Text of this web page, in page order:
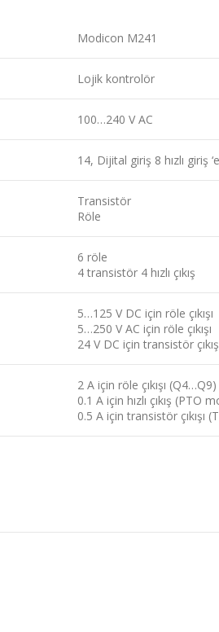
Modicon M241
Lojik kontrolör
100…240 V AC
14, Dijital giriş 8 hızlı giriş
Transistör
Röle
6 röle
4 transistör 4 hızlı çıkış
5…125 V DC için röle çıkışı
5…250 V AC için röle çıkışı
24 V DC için transistör
2 A için röle çıkışı (Q4…Q9)
0.1 A için hızlı çıkış (PTO
0.5 A için transistör çıkışı